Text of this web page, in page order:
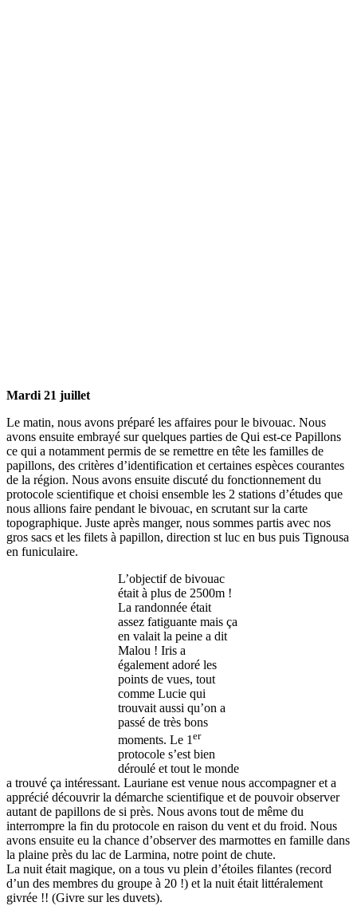
Mardi 21 juillet
Le matin, nous avons préparé les affaires pour le bivouac. Nous
avons ensuite embrayé sur quelques parties de Qui est-ce Papillons
ce qui a notamment permis de se remettre en tête les familles de
papillons, des critères d’identification et certaines espèces courantes
de la région. Nous avons ensuite discuté du fonctionnement du
protocole scientifique et choisi ensemble les 2 stations d’études que
nous allions faire pendant le bivouac, en scrutant sur la carte
topographique. Juste après manger, nous sommes partis avec nos
gros sacs et les filets à papillon, direction st luc en bus puis Tignousa
en funiculaire.
L’objectif de bivouac
était à plus de 2500m !
La randonnée était
assez fatiguante mais ça
en valait la peine a dit
Malou ! Iris a
également adoré les
points de vues, tout
comme Lucie qui
trouvait aussi qu’on a
passé de très bons
moments. Le 1 er
protocole s’est bien
déroulé et tout le monde
a trouvé ça intéressant. Lauriane est venue nous accompagner et a
apprécié découvrir la démarche scientifique et de pouvoir observer
autant de papillons de si près. Nous avons tout de même du
interrompre la fin du protocole en raison du vent et du froid. Nous
avons ensuite eu la chance d’observer des marmottes en famille dans
la plaine près du lac de Larmina, notre point de chute.
La nuit était magique, on a tous vu plein d’étoiles filantes (record
d’un des membres du groupe à 20 !) et la nuit était littéralement
givrée !! (Givre sur les duvets).